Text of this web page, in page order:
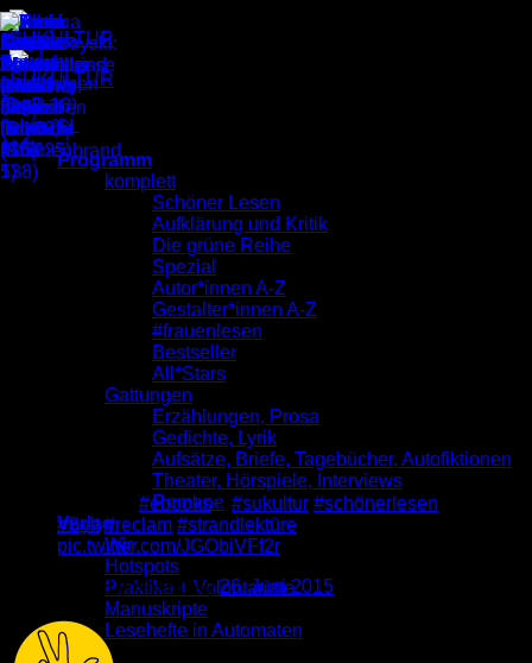
Zum
Inhalt
springen
Programm
komplett
Schöner Lesen
Aufklärung und Kritik
Die grüne Reihe
Spezial
Autor*innen A-Z
Gestalter*innen A-Z
#frauenlesen
Bestseller
All*Stars
Gattungen
Erzählungen, Prosa
Gedichte, Lyrik
Aufsätze, Briefe, Tagebücher, Autofiktionen
Theater, Hörspiele, Interviews
Romane
Verlag
Wir
Hotspots
Praktika + Volontariate
Manuskripte
Lesehefte in Automaten
Blog
Sylt
#ebooks? #sukultur #schönerlesen
#Sylt #reclam #strandlektüre
pic.twitter.com/JGObiVFf2r
— O S (@livabeat)26. Juni 2015